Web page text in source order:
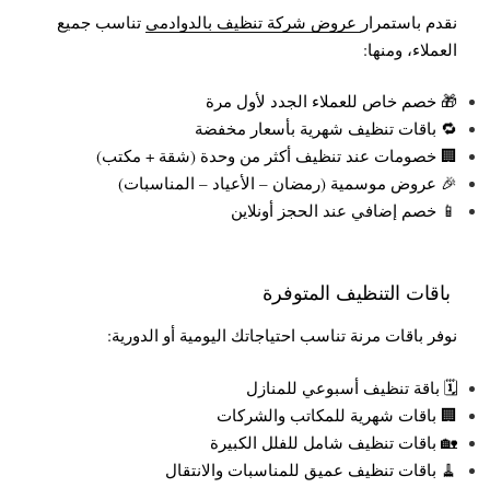
نقدم باستمرار عروض شركة تنظيف بالدوادمي تناسب جميع
العملاء، ومنها:
🎁 خصم خاص للعملاء الجدد لأول مرة
🔁 باقات تنظيف شهرية بأسعار مخفضة
🏢 خصومات عند تنظيف أكثر من وحدة (شقة + مكتب)
🎉 عروض موسمية (رمضان – الأعياد – المناسبات)
📱 خصم إضافي عند الحجز أونلاين
باقات التنظيف المتوفرة
نوفر باقات مرنة تناسب احتياجاتك اليومية أو الدورية:
🗓️ باقة تنظيف أسبوعي للمنازل
🏢 باقات شهرية للمكاتب والشركات
🏡 باقات تنظيف شامل للفلل الكبيرة
🧹 باقات تنظيف عميق للمناسبات والانتقال